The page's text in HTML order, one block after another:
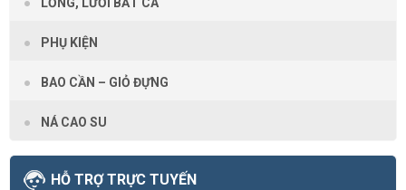
PHỤ KIỆN
BAO CẦN – GIỎ ĐỰNG
NÁ CAO SU
HỖ TRỢ TRỰC TUYẾN